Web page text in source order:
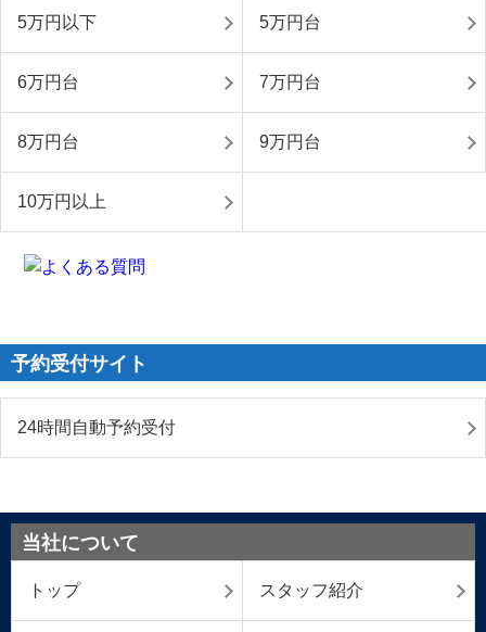
5万円以下 5万円台
6万円台 7万円台
8万円台 9万円台
10万円以上
予約受付サイト
24時間自動予約受付
当社について
トップ スタッフ紹介